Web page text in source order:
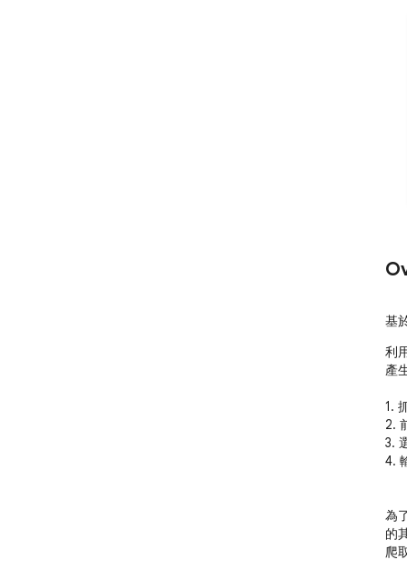
基
利
產
1.
2.
3.
4.
為
的
爬